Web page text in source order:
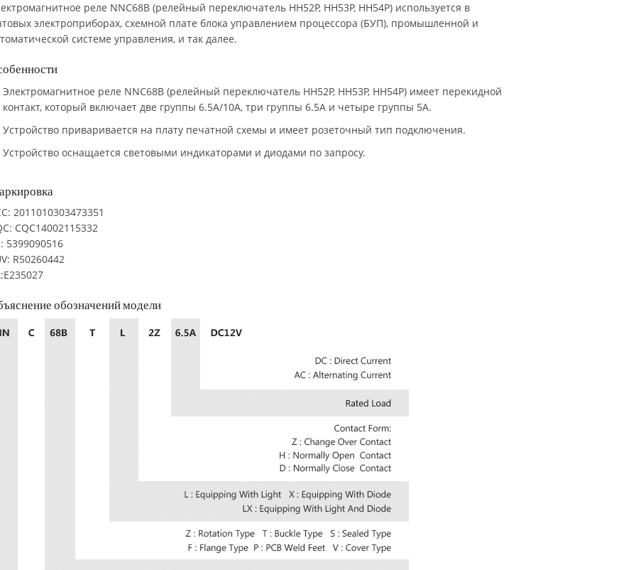
реле NNC68B (релейный переключатель HH52P, HH53P, HH54P) используется в
электроприборах, схемной плате блока управлением процессора (БУП), промышленной и
системе управления, и так далее.
Электромагнитное реле NNC68B (релейный переключатель HH52P, HH53P, HH54P) имеет перекидной
контакт, который включает две группы 6.5A/10A, три группы 6.5A и четыре группы 5A.
Устройство приваривается на плату печатной схемы и имеет розеточный тип подключения.
Устройство оснащается световыми индикаторами и диодами по запросу.
2011010303473351
CQC14002115332
5399090516
R50260442
обозначений модели